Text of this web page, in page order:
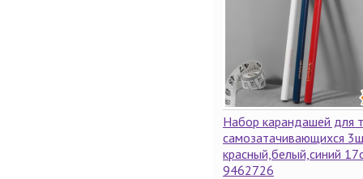
Набор карандашей для
самозатачивающихся
красный,белый,синий
9462726